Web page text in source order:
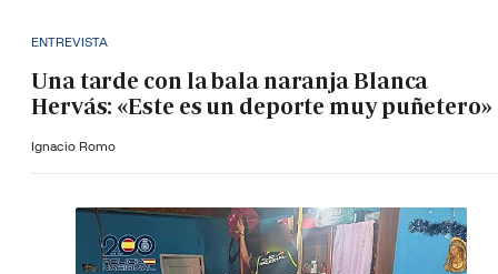
ENTREVISTA
Una tarde con la bala naranja Blanca
Hervás: «Este es un deporte muy puñetero»
Ignacio Romo